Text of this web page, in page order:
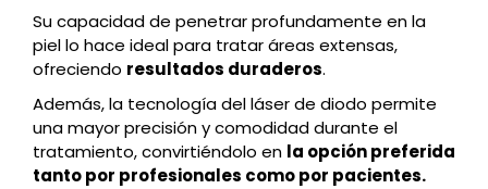
Su capacidad de penetrar profundamente en la
piel lo hace ideal para tratar áreas extensas,
ofreciendo resultados duraderos.
Además, la tecnología del láser de diodo permite
una mayor precisión y comodidad durante el
tratamiento, convirtiéndolo en la opción preferida
tanto por profesionales como por pacientes.